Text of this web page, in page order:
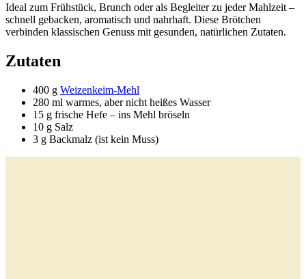
Ideal zum Frühstück, Brunch oder als Begleiter zu jeder Mahlzeit –
schnell gebacken, aromatisch und nahrhaft. Diese Brötchen
verbinden klassischen Genuss mit gesunden, natürlichen Zutaten.
Zutaten
400 g Weizenkeim-Mehl
280 ml warmes, aber nicht heißes Wasser
15 g frische Hefe – ins Mehl bröseln
10 g Salz
3 g Backmalz (ist kein Muss)